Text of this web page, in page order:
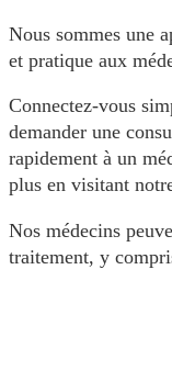
Nous sommes une
et pratique aux
Connectez-vous
demander une
rapidement à un
plus en visitant
Nos médecins
traitement, y